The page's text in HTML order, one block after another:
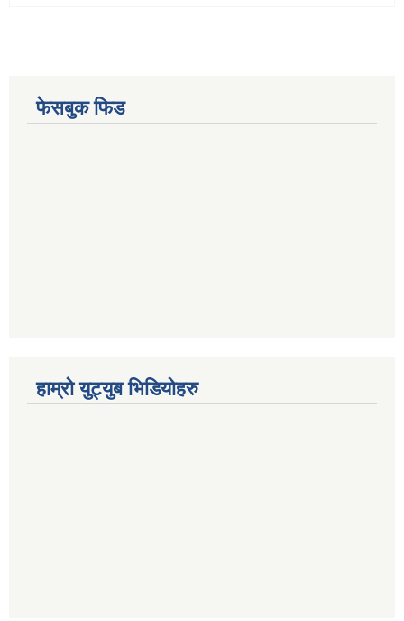
फेसबुक फिड
हाम्रो युट्युब भिडियोहरु